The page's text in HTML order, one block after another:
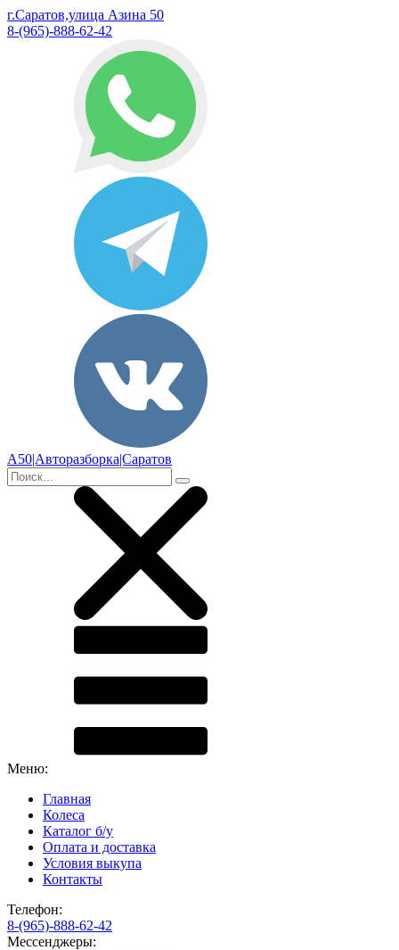
г.Саратов,улица Азина 50
8-(965)-888-62-42
А50|Авторазборка|Саратов
Меню:
Главная
Колеса
Каталог б/у
Оплата и доставка
Условия выкупа
Контакты
Телефон:
8-(965)-888-62-42
Мессенджеры: